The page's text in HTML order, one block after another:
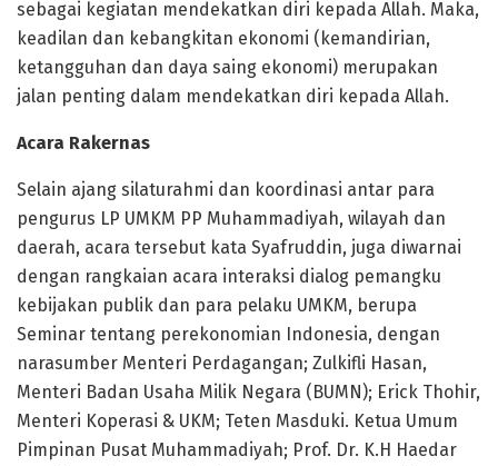
sebagai kegiatan mendekatkan diri kepada Allah. Maka,
keadilan dan kebangkitan ekonomi (kemandirian,
ketangguhan dan daya saing ekonomi) merupakan
jalan penting dalam mendekatkan diri kepada Allah.
Acara Rakernas
Selain ajang silaturahmi dan koordinasi antar para
pengurus LP UMKM PP Muhammadiyah, wilayah dan
daerah, acara tersebut kata Syafruddin, juga diwarnai
dengan rangkaian acara interaksi dialog pemangku
kebijakan publik dan para pelaku UMKM, berupa
Seminar tentang perekonomian Indonesia, dengan
narasumber Menteri Perdagangan; Zulkifli Hasan,
Menteri Badan Usaha Milik Negara (BUMN); Erick Thohir,
Menteri Koperasi & UKM; Teten Masduki. Ketua Umum
Pimpinan Pusat Muhammadiyah; Prof. Dr. K.H Haedar